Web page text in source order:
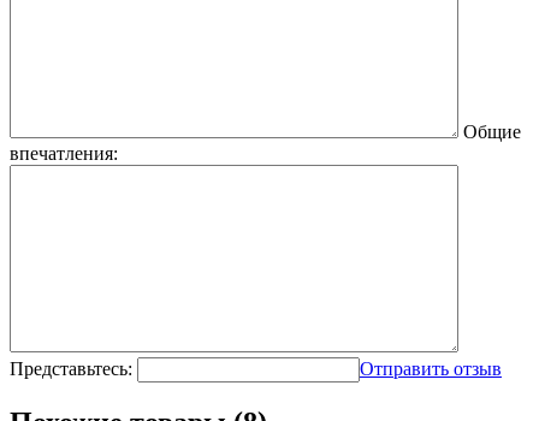
Общие
впечатления:
Представьтесь: Отправить отзыв